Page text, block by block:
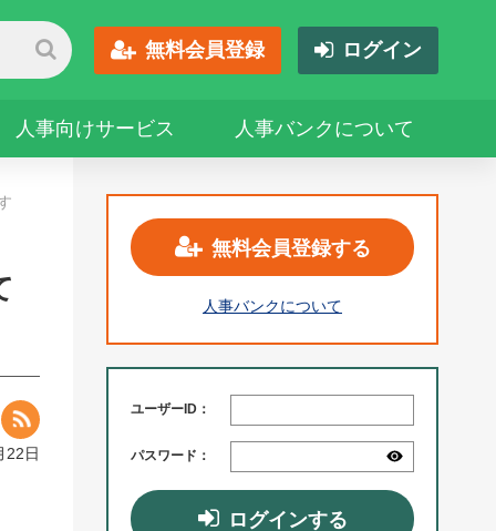
無料会員登録 ログイン
人事向けサービス 人事バンクについて
22日
無料会員登録する
人事バンクについて
ユーザーID：
パスワード：
ログインする